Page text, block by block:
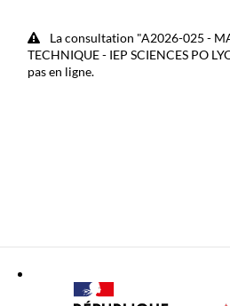
La consultation "A2026-025 -
TECHNIQUE - IEP SCIENCES PO
pas en ligne.